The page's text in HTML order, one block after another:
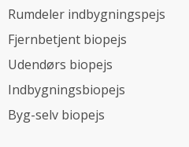
Rumdeler indbygningspejs
Fjernbetjent biopejs
Udendørs biopejs
Indbygningsbiopejs
Byg-selv biopejs